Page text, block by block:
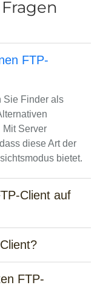
FTP-
Sie Finder als
Server
diese Art der
bietet.
Client auf
FTP-